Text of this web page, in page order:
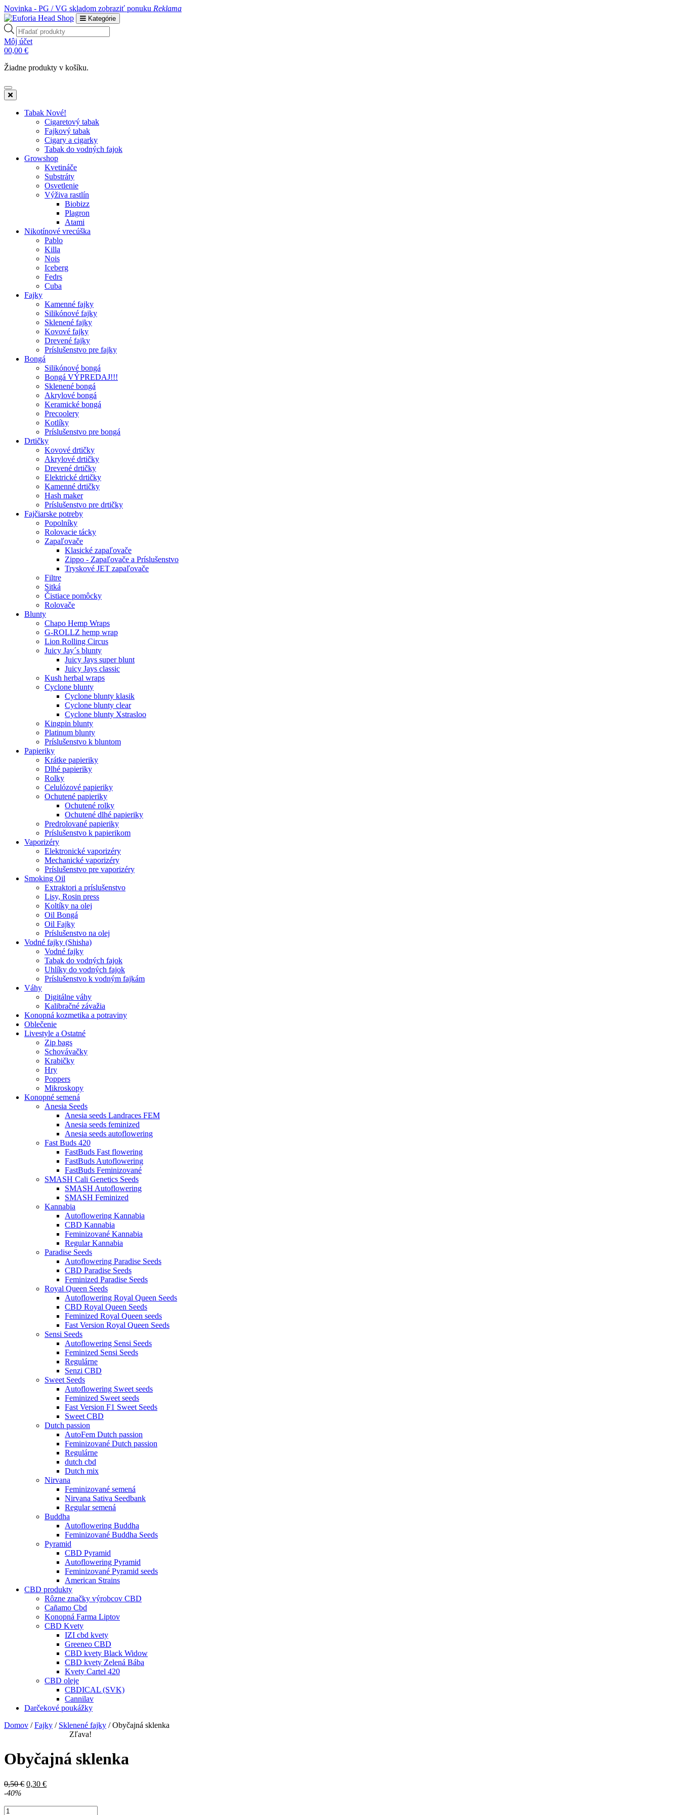
Novinka - PG / VG skladom zobraziť ponuku Reklama
Kategórie
Products
search
Môj účet
00,00 €
Žiadne produkty v košíku.
Tabak Nové!
Cigaretový tabak
Fajkový tabak
Cigary a cigarky
Tabak do vodných fajok
Growshop
Kvetináče
Substráty
Osvetlenie
Výživa rastlín
Biobizz
Plagron
Atami
Nikotínové vrecúška
Pablo
Killa
Nois
Iceberg
Fedrs
Cuba
Fajky
Kamenné fajky
Silikónové fajky
Sklenené fajky
Kovové fajky
Drevené fajky
Príslušenstvo pre fajky
Bongá
Silikónové bongá
Bongá VÝPREDAJ!!!
Sklenené bongá
Akrylové bongá
Keramické bongá
Precoolery
Kotlíky
Príslušenstvo pre bongá
Drtičky
Kovové drtičky
Akrylové drtičky
Drevené drtičky
Elektrické drtičky
Kamenné drtičky
Hash maker
Príslušenstvo pre drtičky
Fajčiarske potreby
Popolníky
Rolovacie tácky
Zapaľovače
Klasické zapaľovače
Zippo - Zapaľovače a Príslušenstvo
Tryskové JET zapaľovače
Filtre
Sitká
Čistiace pomôcky
Rolovače
Blunty
Chapo Hemp Wraps
G-ROLLZ hemp wrap
Lion Rolling Circus
Juicy Jay´s blunty
Juicy Jays super blunt
Juicy Jays classic
Kush herbal wraps
Cyclone blunty
Cyclone blunty klasik
Cyclone blunty clear
Cyclone blunty Xstrasloo
Kingpin blunty
Platinum blunty
Príslušenstvo k bluntom
Papieriky
Krátke papieriky
Dlhé papieriky
Rolky
Celulózové papieriky
Ochutené papieriky
Ochutené rolky
Ochutené dlhé papieriky
Predrolované papieriky
Príslušenstvo k papierikom
Vaporizéry
Elektronické vaporizéry
Mechanické vaporizéry
Príslušenstvo pre vaporizéry
Smoking Oil
Extraktori a príslušenstvo
Lisy, Rosin press
Koltíky na olej
Oil Bongá
Oil Fajky
Príslušenstvo na olej
Vodné fajky (Shisha)
Vodné fajky
Tabak do vodných fajok
Uhlíky do vodných fajok
Príslušenstvo k vodným fajkám
Váhy
Digitálne váhy
Kalibračné závažia
Konopná kozmetika a potraviny
Oblečenie
Livestyle a Ostatné
Zip bags
Schovávačky
Krabičky
Hry
Poppers
Mikroskopy
Konopné semená
Anesia Seeds
Anesia seeds Landraces FEM
Anesia seeds feminized
Anesia seeds autoflowering
Fast Buds 420
FastBuds Fast flowering
FastBuds Autoflowering
FastBuds Feminizované
SMASH Cali Genetics Seeds
SMASH Autoflowering
SMASH Feminized
Kannabia
Autoflowering Kannabia
CBD Kannabia
Feminizované Kannabia
Regular Kannabia
Paradise Seeds
Autoflowering Paradise Seeds
CBD Paradise Seeds
Feminized Paradise Seeds
Royal Queen Seeds
Autoflowering Royal Queen Seeds
CBD Royal Queen Seeds
Feminized Royal Queen seeds
Fast Version Royal Queen Seeds
Sensi Seeds
Autoflowering Sensi Seeds
Feminized Sensi Seeds
Regulárne
Senzi CBD
Sweet Seeds
Autoflowering Sweet seeds
Feminized Sweet seeds
Fast Version F1 Sweet Seeds
Sweet CBD
Dutch passion
AutoFem Dutch passion
Feminizované Dutch passion
Regulárne
dutch cbd
Dutch mix
Nirvana
Feminizované semená
Nirvana Sativa Seedbank
Regular semená
Buddha
Autoflowering Buddha
Feminizované Buddha Seeds
Pyramid
CBD Pyramid
Autoflowering Pyramid
Feminizované Pyramid seeds
American Strains
CBD produkty
Rôzne značky výrobcov CBD
Cañamo Cbd
Konopná Farma Liptov
CBD Kvety
IZI cbd kvety
Greeneo CBD
CBD kvety Black Widow
CBD kvety Zelená Bába
Kvety Cartel 420
CBD oleje
CBDICAL (SVK)
Cannilav
Darčekové poukážky
Domov /Fajky / Sklenené fajky / Obyčajná sklenka
Zľava!
Obyčajná sklenka
0,50€ Pôvodná
0,30 €Aktuálna
-40%
množstvo